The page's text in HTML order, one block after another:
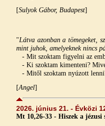
[Sulyok Gábor, Budapest]
"Látva azonban a tömegeket,
mint juhok, amelyeknek nincs
- Mit szoktam figyelni az
- Ki szoktam kimenteni?
- Mitől szoktam nyúzott
[Angel]
2026. június 21. - Évközi
Mt 10,26-33 - Hiszek a jézusi